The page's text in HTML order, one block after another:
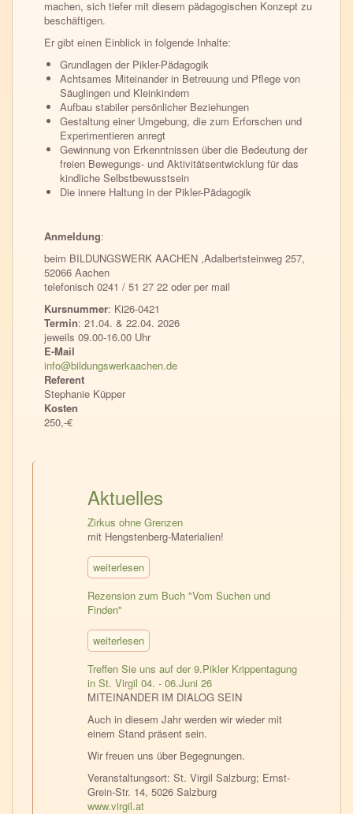
machen, sich tiefer mit diesem pädagogischen Konzept zu
beschäftigen.
Er gibt einen Einblick in folgende Inhalte:
Grundlagen der Pikler-Pädagogik
Achtsames Miteinander in Betreuung und Pflege von
Säuglingen und Kleinkindern
Aufbau stabiler persönlicher Beziehungen
Gestaltung einer Umgebung, die zum Erforschen und
Experimentieren anregt
Gewinnung von Erkenntnissen über die Bedeutung der
freien Bewegungs- und Aktivitätsentwicklung für das
kindliche Selbstbewusstsein
Die innere Haltung in der Pikler-Pädagogik
Anmeldung:
beim BILDUNGSWERK AACHEN ,Adalbertsteinweg 257,
52066 Aachen
telefonisch 0241 / 51 27 22 oder per mail
Kursnummer: Ki26-0421
Termin: 21.04. & 22.04. 2026
jeweils 09.00-16.00 Uhr
E-Mail
info@bildungswerkaachen.de
Referent
Stephanie Küpper
Kosten
250,-€
Aktuelles
Zirkus ohne Grenzen
mit Hengstenberg-Materialien!
weiterlesen
Rezension zum Buch "Vom Suchen und
Finden"
weiterlesen
Treffen Sie uns auf der 9.Pikler Krippentagung
in St. Virgil 04. - 06.Juni 26
MITEINANDER IM DIALOG SEIN
Auch in diesem Jahr werden wir wieder mit
einem Stand präsent sein.
Wir freuen uns über Begegnungen.
Veranstaltungsort: St. Virgil Salzburg; Ernst-
Grein-Str. 14, 5026 Salzburg
www.virgil.at